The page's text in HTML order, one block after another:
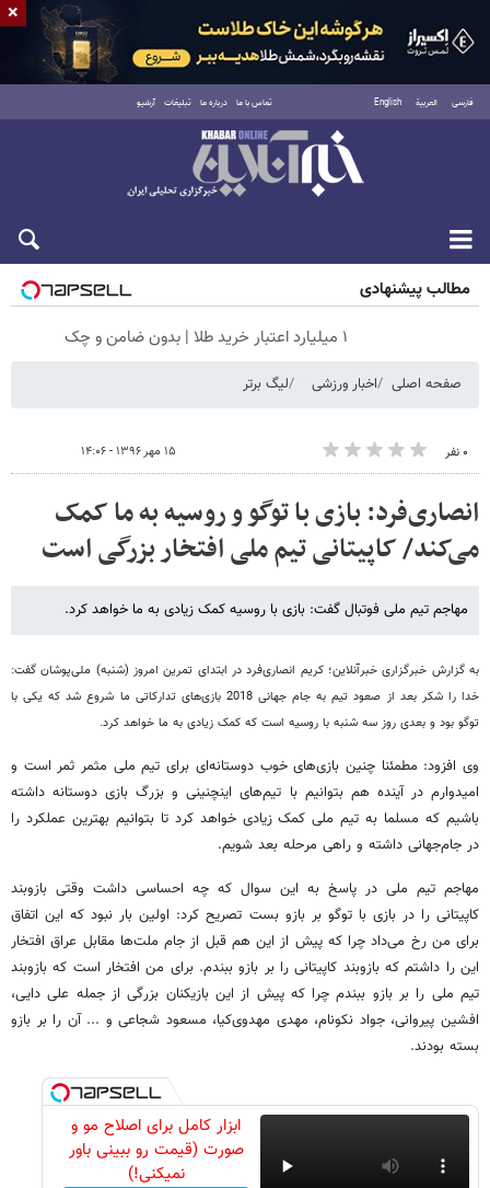
فارسی العربية English تماس با ما درباره ما تبلیغات آرشیو
شنبه ۱۷ مرداد ۱۴۰۵
مطالب پیشنهادی
۱ میلیارد اعتبار خرید طلا | بدون ضامن و چک
صفحه اصلی اخبار ورزشی لیگ برتر
۰ نفر ۱۵ مهر ۱۳۹۶ - ۱۴:۰۶
انصاری‌فرد: بازی با توگو و روسیه به ما کمک
می‌کند/ کاپیتانی تیم ملی افتخار بزرگی است
مهاجم تیم ملی فوتبال گفت: بازی با روسیه کمک زیادی به ما خواهد کرد.
به گزارش خبرگزاری خبرآنلاین؛ کریم انصاری‌فرد در ابتدای تمرین امروز (شنبه) ملی‌پوشان گفت:
خدا را شکر بعد از صعود تیم به جام جهانی 2018 بازی‌های تدارکاتی ما شروع شد که یکی با
توگو بود و بعدی روز سه شنبه با روسیه است که کمک زیادی به ما خواهد کرد.
وی افزود: مطمئنا چنین بازی‌های خوب دوستانه‌ای برای تیم ملی مثمر ثمر است و
امیدوارم در آینده هم بتوانیم با تیم‌های اینچنینی و بزرگ بازی دوستانه داشته
باشیم که مسلما به تیم ملی کمک زیادی خواهد کرد تا بتوانیم بهترین عملکرد را
در جام‌جهانی داشته و راهی مرحله بعد شویم.
مهاجم تیم ملی در پاسخ به این سوال که چه احساسی داشت وقتی بازوبند
کاپیتانی را در بازی با توگو بر بازو بست تصریح کرد: اولین بار نبود که این اتفاق
برای من رخ می‌داد چرا که پیش از این هم قبل از جام ملت‌ها مقابل عراق افتخار
این را داشتم که بازوبند کاپیتانی را بر بازو ببندم. برای من افتخار است که بازوبند
تیم ملی را بر بازو ببندم چرا که پیش از این بازیکنان بزرگی از جمله علی دایی،
افشین پیروانی، جواد نکونام، مهدی مهدوی‌کیا، مسعود شجاعی و ... آن را بر بازو
بسته بودند.
ابزار کامل برای اصلاح مو و
صورت (قیمت رو ببینی باور
نمیکنی!)
×